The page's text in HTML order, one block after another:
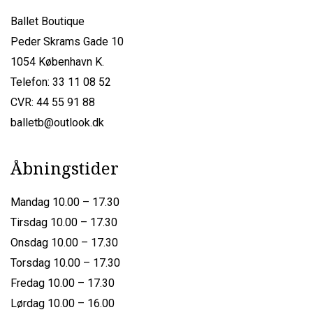
Ballet Boutique
Peder Skrams Gade 10
1054 København K.
Telefon: 33 11 08 52
CVR: 44 55 91 88
balletb@outlook.dk
Åbningstider
Mandag 10.00 – 17.30
Tirsdag 10.00 – 17.30
Onsdag 10.00 – 17.30
Torsdag 10.00 – 17.30
Fredag 10.00 – 17.30
Lørdag 10.00 – 16.00